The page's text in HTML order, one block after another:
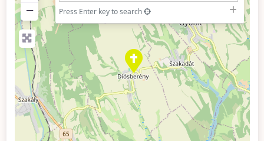
−
Press Enter key to search